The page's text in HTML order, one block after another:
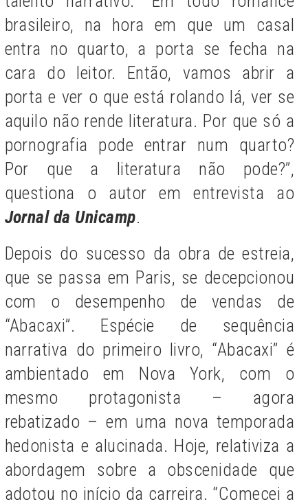
brasileiro, na hora em que um casal
entra no quarto, a porta se fecha na
cara do leitor. Então, vamos abrir a
porta e ver o que está rolando lá, ver se
aquilo não rende literatura. Por que só a
pornografia pode entrar num quarto?
Por que a literatura não pode?”,
questiona o autor em entrevista ao
Jornal da Unicamp.
Depois do sucesso da obra de estreia,
que se passa em Paris, se decepcionou
com o desempenho de vendas de
“Abacaxi”. Espécie de sequência
narrativa do primeiro livro, “Abacaxi” é
ambientado em Nova York, com o
mesmo protagonista – agora
rebatizado – em uma nova temporada
hedonista e alucinada. Hoje, relativiza a
abordagem sobre a obscenidade que
adotou no início da carreira. “Comecei a